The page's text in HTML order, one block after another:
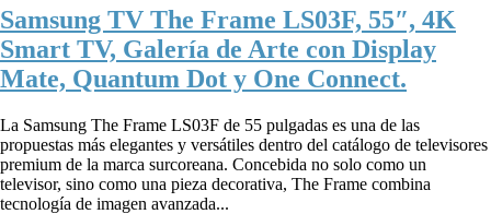
Samsung TV The Frame LS03F, 55″, 4K
Smart TV, Galería de Arte con Display
Mate, Quantum Dot y One Connect.
La Samsung The Frame LS03F de 55 pulgadas es una de las
propuestas más elegantes y versátiles dentro del catálogo de televisores
premium de la marca surcoreana. Concebida no solo como un
televisor, sino como una pieza decorativa, The Frame combina
tecnología de imagen avanzada...